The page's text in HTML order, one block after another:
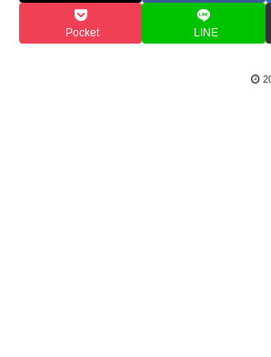
Pocket LINE